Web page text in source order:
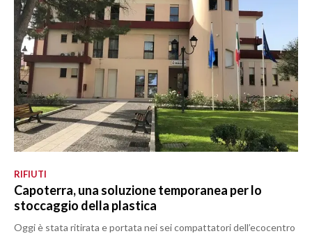
RIFIUTI
Capoterra, una soluzione temporanea per lo
stoccaggio della plastica
Oggi è stata ritirata e portata nei sei compattatori dell’ecocentro